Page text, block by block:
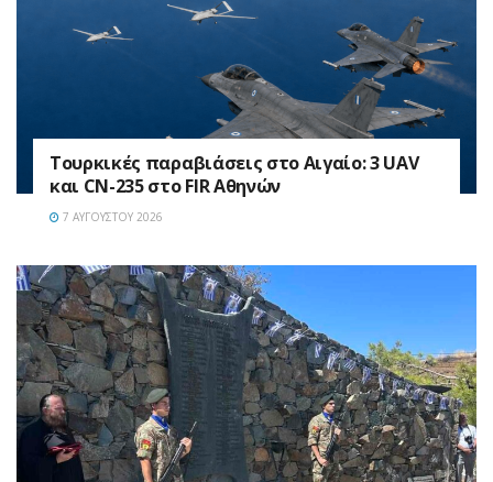
Τουρκικές παραβιάσεις στο Αιγαίο: 3 UAV
και CN-235 στο FIR Αθηνών
7 ΑΥΓΟΎΣΤΟΥ 2026